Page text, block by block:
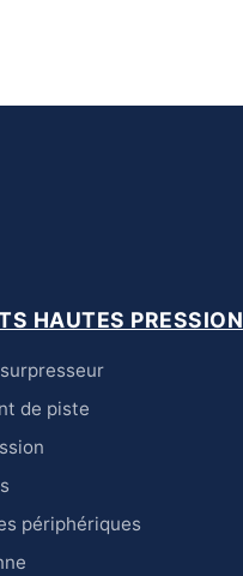
HAUTES PRESSION
de piste
périphériques